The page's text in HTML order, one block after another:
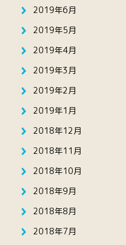
2019年6月
2019年5月
2019年4月
2019年3月
2019年2月
2019年1月
2018年12月
2018年11月
2018年10月
2018年9月
2018年8月
2018年7月